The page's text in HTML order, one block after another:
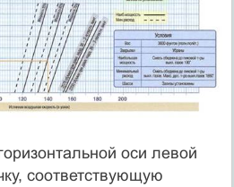
оси левой
соответствующую